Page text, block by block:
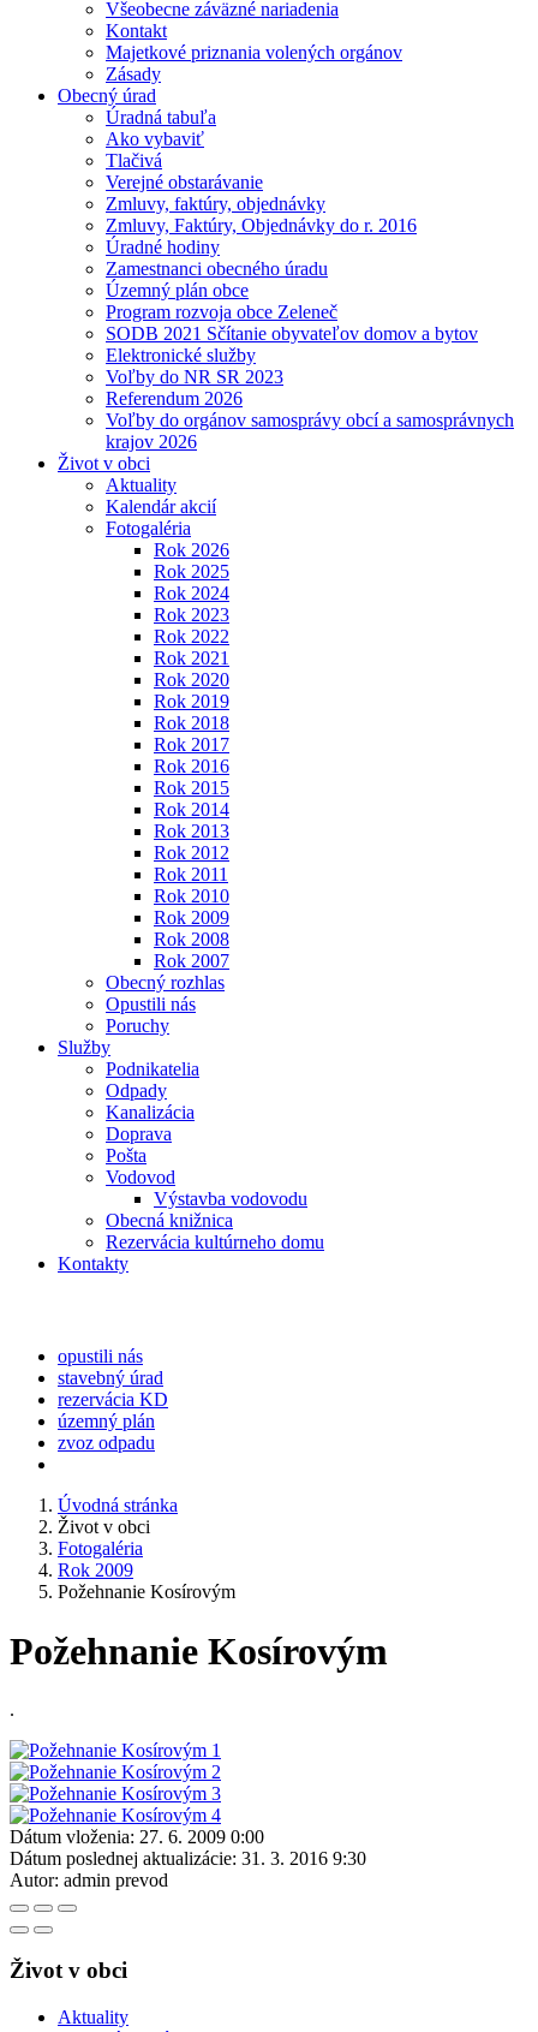
Všeobecne záväzné nariadenia
Kontakt
Majetkové priznania volených orgánov
Zásady
Obecný úrad
Úradná tabuľa
Ako vybaviť
Tlačivá
Verejné obstarávanie
Zmluvy, faktúry, objednávky
Zmluvy, Faktúry, Objednávky do r. 2016
Úradné hodiny
Zamestnanci obecného úradu
Územný plán obce
Program rozvoja obce Zeleneč
SODB 2021 Sčítanie obyvateľov domov a bytov
Elektronické služby
Voľby do NR SR 2023
Referendum 2026
Voľby do orgánov samosprávy obcí a samosprávnych
krajov 2026
Život v obci
Aktuality
Kalendár akcií
Fotogaléria
Rok 2026
Rok 2025
Rok 2024
Rok 2023
Rok 2022
Rok 2021
Rok 2020
Rok 2019
Rok 2018
Rok 2017
Rok 2016
Rok 2015
Rok 2014
Rok 2013
Rok 2012
Rok 2011
Rok 2010
Rok 2009
Rok 2008
Rok 2007
Obecný rozhlas
Opustili nás
Poruchy
Služby
Podnikatelia
Odpady
Kanalizácia
Doprava
Pošta
Vodovod
Výstavba vodovodu
Obecná knižnica
Rezervácia kultúrneho domu
Kontakty
opustili nás
stavebný úrad
rezervácia KD
územný plán
zvoz odpadu
Úvodná stránka
Život v obci
Fotogaléria
Rok 2009
Požehnanie Kosírovým
Požehnanie Kosírovým
.
Dátum vloženia: 27. 6. 2009 0:00
Dátum poslednej aktualizácie: 31. 3. 2016 9:30
Autor: admin prevod
Život v obci
Aktuality